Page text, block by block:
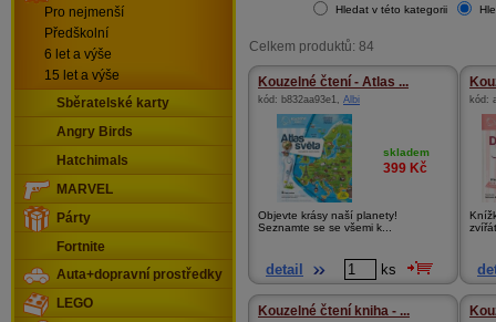
Hledat v této kategorii
Celkem produktů: 84
Kouzelné čtení - Atlas ...
kód: b832aa93e1, Albi
skladem
399 Kč
Objevte krásy naší planety!
Seznamte se se všemi k...
detail ks
kód:
Kouzelné čtení kniha - ...
Pro nejmenší
Předškolní
6 let a výše
15 let a výše
Sběratelské karty
Angry Birds
Hatchimals
MARVEL
Párty
Fortnite
Auta+dopravní prostředky
LEGO